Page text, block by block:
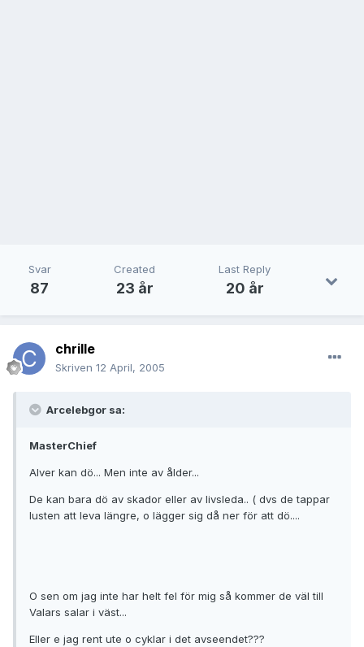
Svar
87
Created
23 år
Last Reply
20 år
chrille
Skriven 12 April, 2005
Arcelebgor sa:
MasterChief
Alver kan dö... Men inte av ålder...
De kan bara dö av skador eller av livsleda.. ( dvs de tappar
lusten att leva längre, o lägger sig då ner för att dö....
O sen om jag inte har helt fel för mig så kommer de väl till
Valars salar i väst...
Eller e jag rent ute o cyklar i det avseendet???